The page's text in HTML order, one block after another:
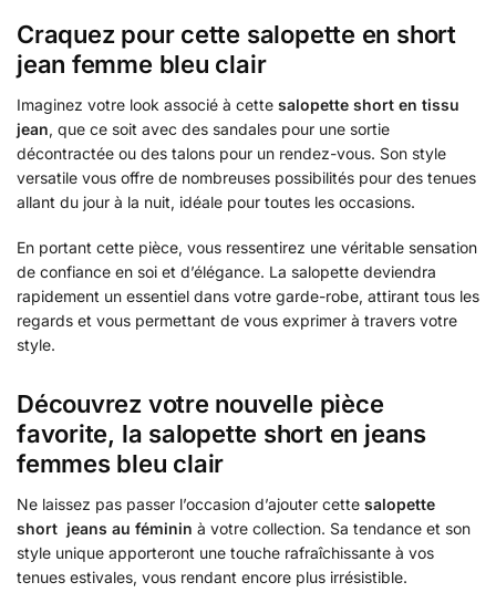
Craquez pour cette salopette en short
jean femme bleu clair
Imaginez votre look associé à cette salopette short en tissu
jean, que ce soit avec des sandales pour une sortie
décontractée ou des talons pour un rendez-vous. Son style
versatile vous offre de nombreuses possibilités pour des tenues
allant du jour à la nuit, idéale pour toutes les occasions.
En portant cette pièce, vous ressentirez une véritable sensation
de confiance en soi et d’élégance. La salopette deviendra
rapidement un essentiel dans votre garde-robe, attirant tous les
regards et vous permettant de vous exprimer à travers votre
style.
Découvrez votre nouvelle pièce
favorite, la salopette short en jeans
femmes bleu clair
Ne laissez pas passer l’occasion d’ajouter cette salopette
short jeans au féminin à votre collection. Sa tendance et son
style unique apporteront une touche rafraîchissante à vos
tenues estivales, vous rendant encore plus irrésistible.